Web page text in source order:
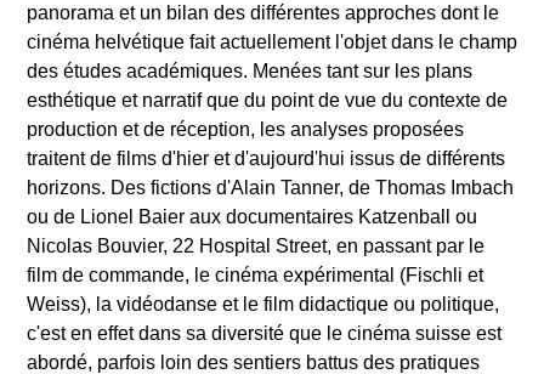
panorama et un bilan des différentes approches dont le
cinéma helvétique fait actuellement l'objet dans le champ
des études académiques. Menées tant sur les plans
esthétique et narratif que du point de vue du contexte de
production et de réception, les analyses proposées
traitent de films d'hier et d'aujourd'hui issus de différents
horizons. Des fictions d'Alain Tanner, de Thomas Imbach
ou de Lionel Baier aux documentaires Katzenball ou
Nicolas Bouvier, 22 Hospital Street, en passant par le
film de commande, le cinéma expérimental (Fischli et
Weiss), la vidéodanse et le film didactique ou politique,
c'est en effet dans sa diversité que le cinéma suisse est
abordé, parfois loin des sentiers battus des pratiques